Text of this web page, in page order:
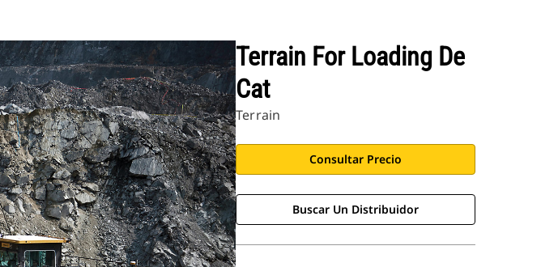
Terrain For Loading De
Cat
Terrain
Consultar Precio
Buscar Un Distribuidor